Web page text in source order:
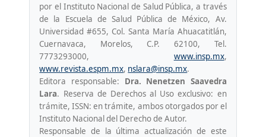
por el Instituto Nacional de Salud Pública, a través
de la Escuela de Salud Pública de México, Av.
Universidad #655, Col. Santa María Ahuacatitlán,
Cuernavaca, Morelos, C.P. 62100, Tel.
7773293000, www.insp.mx,
www.revista.espm.mx, nslara@insp.mx.
Editora responsable: Dra. Nenetzen Saavedra
Lara. Reserva de Derechos al Uso exclusivo: en
trámite, ISSN: en trámite, ambos otorgados por el
Instituto Nacional del Derecho de Autor.
Responsable de la última actualización de este